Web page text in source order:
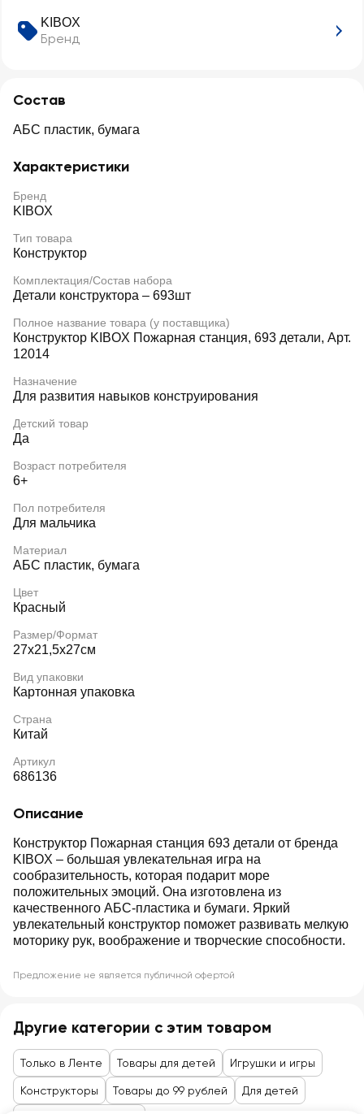
KIBOX
Бренд
Состав
АБС пластик, бумага
Характеристики
Бренд
KIBOX
Тип товара
Конструктор
Комплектация/Состав набора
Детали конструктора – 693шт
Полное название товара (у поставщика)
Конструктор KIBOX Пожарная станция, 693 детали, Арт.
12014
Назначение
Для развития навыков конструирования
Детский товар
Да
Возраст потребителя
6+
Пол потребителя
Для мальчика
Материал
АБС пластик, бумага
Цвет
Красный
Размер/Формат
27х21,5х27см
Вид упаковки
Картонная упаковка
Страна
Китай
Артикул
686136
Описание
Конструктор Пожарная станция 693 детали от бренда
KIBOX – большая увлекательная игра на
сообразительность, которая подарит море
положительных эмоций. Она изготовлена из
качественного АБС-пластика и бумаги. Яркий
увлекательный конструктор поможет развивать мелкую
моторику рук, воображение и творческие способности.
Предложение не является публичной офертой
Другие категории с этим товаром
Только в Ленте Товары для детей Игрушки и игры
Конструкторы Товары до 99 рублей Для детей